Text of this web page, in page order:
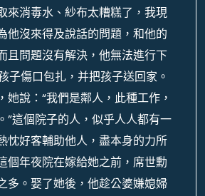
來消毒水、紗布太糟糕了，我現
他沒來得及說話的問題，和他的
且問題沒有解決，他無法進行下
子傷口包扎，并把孩子送回家。
她說：“我們是鄰人，此種工作，
”這個院子的人，似乎人人都有一
忱好客輔助他人，盡本身的力所
個年夜院在嫁給她之前，席世勳
多。娶了她後，他趁公婆嫌媳婦